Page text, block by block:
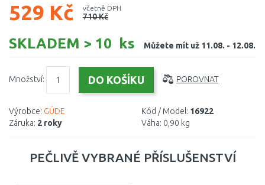
529 Kč včetně DPH
710 Kč
SKLADEM > 10 ks Můžete mít už 11.08. - 12.08.
Množství: POROVNAT
Výrobce: GÜDE
Záruka: 2 roky
Kód / Model: 16922
Váha: 0,90 kg
PEČLIVĚ VYBRANÉ PŘÍSLUŠENSTVÍ